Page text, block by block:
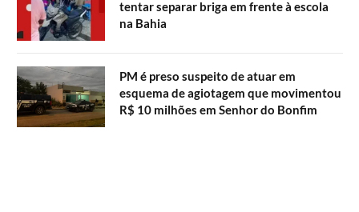
tentar separar briga em frente à escola
na Bahia
PM é preso suspeito de atuar em
esquema de agiotagem que movimentou
R$ 10 milhões em Senhor do Bonfim